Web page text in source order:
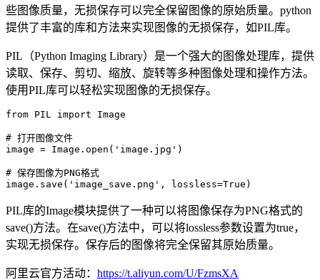
些图像质量，无损保存可以完全保留图像的原始质量。python
提供了丰富的库和方法来实现图像的无损保存，如PIL库。
PIL（Python Imaging Library）是一个强大的图像处理库，提供
读取、保存、剪切、缩放、旋转等多种图像处理和操作方法。
使用PIL库可以轻松实现图像的无损保存。
from PIL import Image
# 打开图像文件
image = Image.open('image.jpg')
# 保存图像为PNG格式
image.save('image_save.png', lossless=True)
PIL库的Image模块提供了一种可以将图像保存为PNG格式的
save()方法。在save()方法中，可以将lossless参数设置为true，
实现无损保存。保存后的图像将完全保留其原始质量。
阿里云官方活动： https://t.aliyun.com/U/FzmsXA